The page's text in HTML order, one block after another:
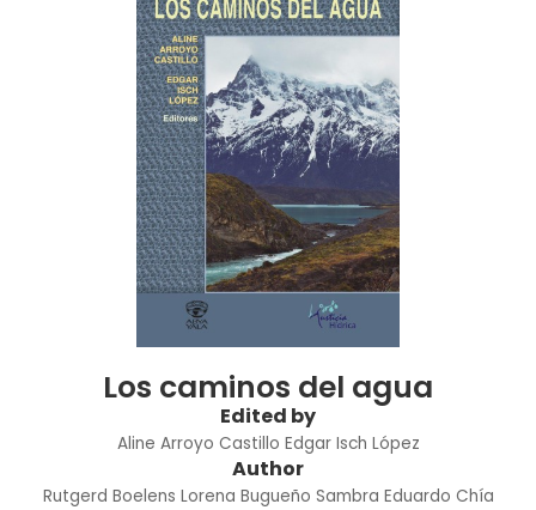
Los caminos del agua
Edited by
Aline Arroyo Castillo Edgar Isch López
Author
Rutgerd Boelens Lorena Bugueño Sambra Eduardo Chía